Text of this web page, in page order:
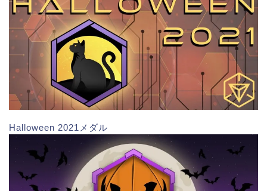
Halloween 2021メダル